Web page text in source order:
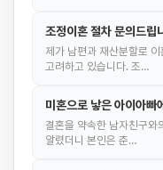
조정이혼 절차 문의드립
제가 남편과 재산분할로
고려하고 있습니다. 조…
미혼으로 낳은 아이아빠
결혼을 약속한 남자친구와
알렸더니 본인은 준…